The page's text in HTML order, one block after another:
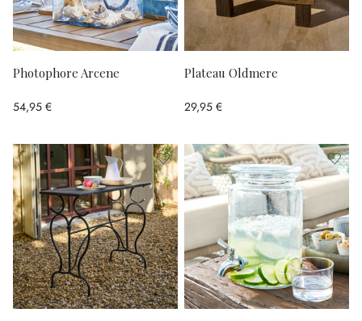
Photophore Arcene
54,95 €
Plateau Oldmere
29,95 €